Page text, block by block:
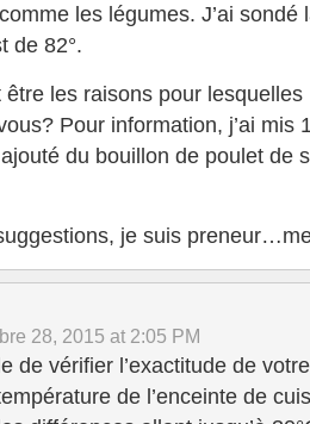
les légumes. J’ai
de 82°.
les raisons pour lesquelles
Pour information, j’ai mis
du bouillon de poulet de
je suis
28, 2015 at 2:05 PM
de vérifier l’exactitude de
de l’enceinte de